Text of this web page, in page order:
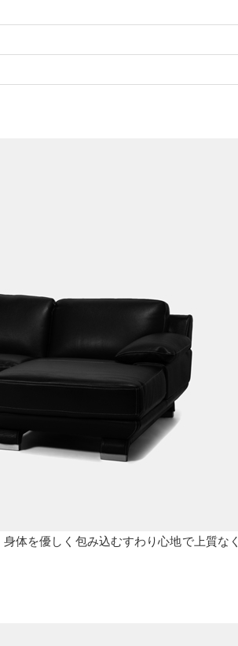
体を優しく包み込むすわり心地で上質なく